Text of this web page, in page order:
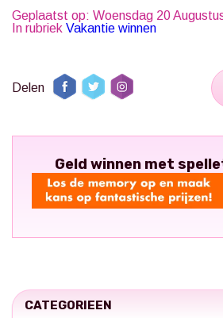
Geplaatst op: Woensdag 20
In rubriek Vakantie winnen
Delen
Geld winnen met
CATEGORIEEN